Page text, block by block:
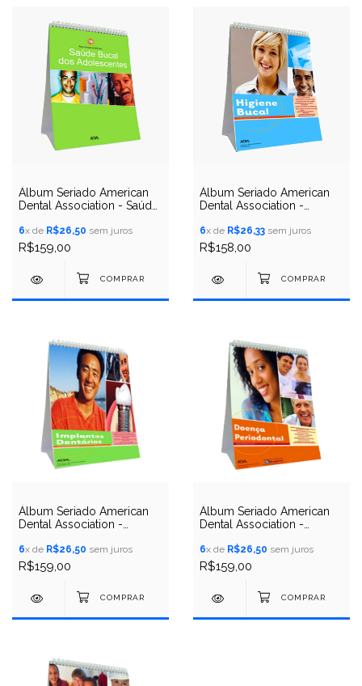
Álbum Seriado American
Dental Association - Saúde
6x de R$26,50 sem juros
R$159,00
Álbum Seriado American
Dental Association -
6x de R$26,33 sem juros
R$158,00
Álbum Seriado American
Dental Association -
6x de R$26,50 sem juros
R$159,00
Álbum Seriado American
Dental Association -
6x de R$26,50 sem juros
R$159,00